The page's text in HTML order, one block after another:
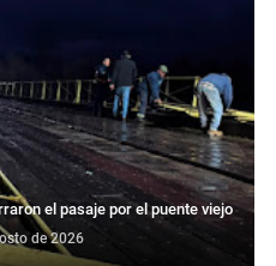
el pasaje por el puente viejo
de 2026